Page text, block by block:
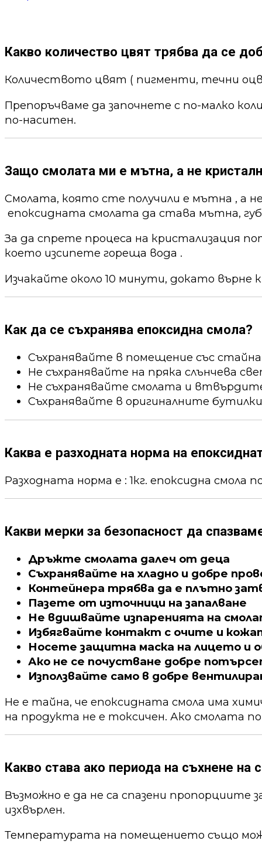
Какво количество цвят трябва да се
Количеството цвят ( пигменти, течни
Препоръчваме да започнете с по-малко
по-наситен.
Защо смолата ми е мътна, а не
Смолата, която сте получили е мътна , а
епоксидната смолата да става мътна,
За да спрете процеса на кристализация
което изсипете гореща вода .
Изчакайте около 10 минути, докато върне
Как да се съхранява епоксидна смола?
Съхранявайте в помещение със
Не съхранявайте на пряка слънчева
Не съхранявайте смолата и
Съхранявайте в оригиналните
Каква е разходната норма на
Разходната норма е : 1кг. епоксидна смола
Какви мерки за безопасност да
Дръжте смолата далеч от деца
Съхранявайте на хладно и добре
Контейнера трябва да е плътно
Пазете от източници на запалване
Не вдишвайте изпаренията на
Избягвайте контакт с очите и
Носете защитна маска на лицето и
Ако не се почустване добре
Използвайте само в добре
Не е тайна, че епоксидната смола има
на продукта не е токсичен. Ако смолата
Какво става ако периода на съхнене
Възможно е да не са спазени пропорциите
изхвърлен.
Температурата на помещението също